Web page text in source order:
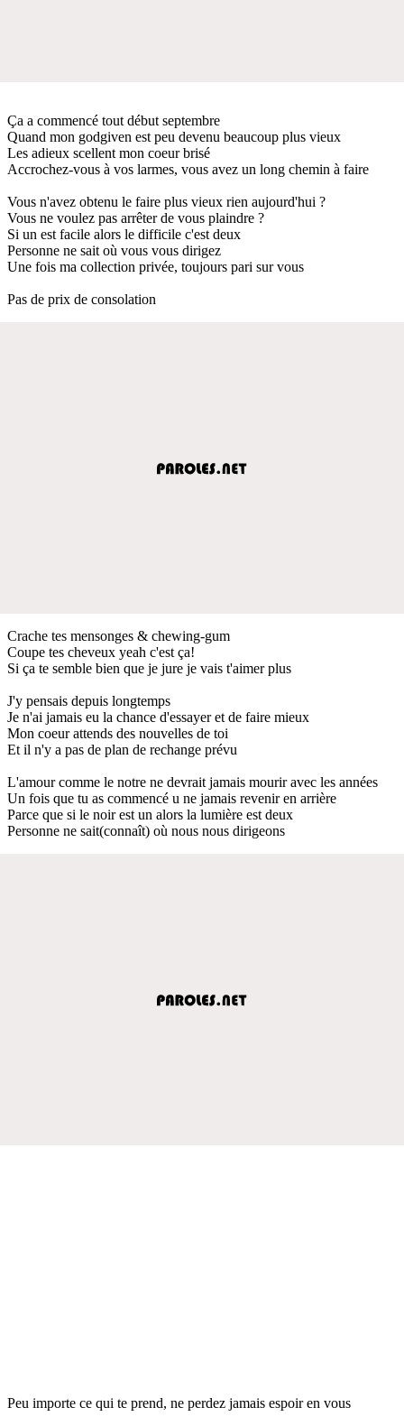
Ça a commencé tout début septembre
Quand mon godgiven est peu devenu beaucoup plus vieux
Les adieux scellent mon coeur brisé
Accrochez-vous à vos larmes, vous avez un long chemin à faire
Vous n'avez obtenu le faire plus vieux rien aujourd'hui ?
Vous ne voulez pas arrêter de vous plaindre ?
Si un est facile alors le difficile c'est deux
Personne ne sait où vous vous dirigez
Une fois ma collection privée, toujours pari sur vous
Pas de prix de consolation
Crache tes mensonges & chewing-gum
Coupe tes cheveux yeah c'est ça!
Si ça te semble bien que je jure je vais t'aimer plus
J'y pensais depuis longtemps
Je n'ai jamais eu la chance d'essayer et de faire mieux
Mon coeur attends des nouvelles de toi
Et il n'y a pas de plan de rechange prévu
L'amour comme le notre ne devrait jamais mourir avec les années
Un fois que tu as commencé u ne jamais revenir en arrière
Parce que si le noir est un alors la lumière est deux
Personne ne sait(connaît) où nous nous dirigeons
Peu importe ce qui te prend, ne perdez jamais espoir en vous